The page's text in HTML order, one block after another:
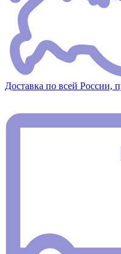
Доставка по всей России,